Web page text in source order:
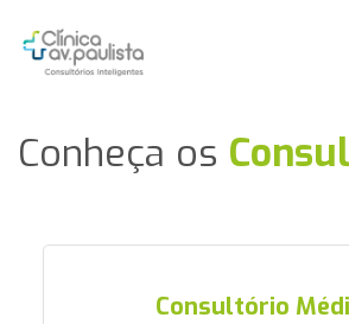
Conheça os
Consultório